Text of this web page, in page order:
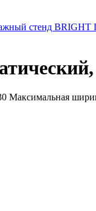
стенд BRIGHT